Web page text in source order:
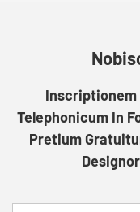
Inscriptionem
Telephonicum In
Pretium